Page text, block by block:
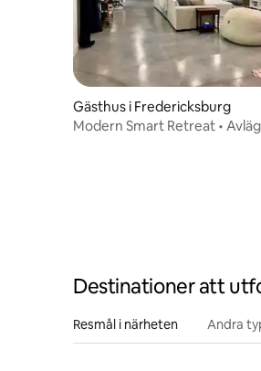
Gästhus i Fredericksburg
Modern Smart Retreat •
Destinationer att
Resmål i närheten Andra